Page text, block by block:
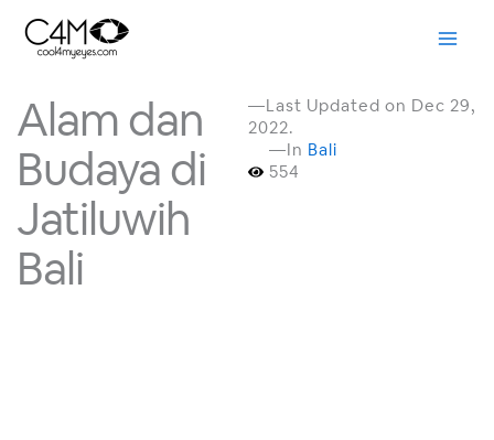
content
Alam dan
Budaya di
Jatiluwih
Bali
—Last Updated on Dec 29,
2022.
—In Bali
554